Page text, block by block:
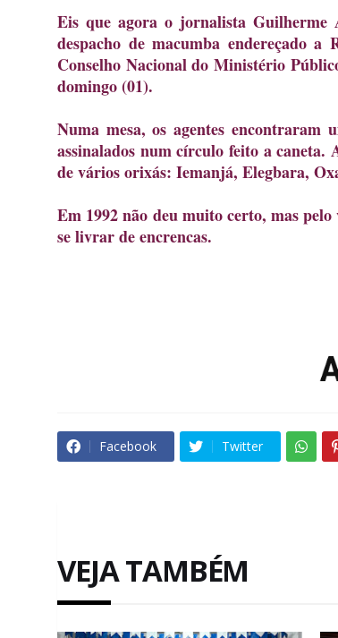
Eis que agora o jornalista
despacho de macumba endereçado
Conselho Nacional do Ministério
domingo (01).
Numa mesa, os agentes
assinalados num círculo feito a caneta.
de vários orixás: Iemanjá, Elegbara,
Em 1992 não deu muito certo, mas
se livrar de encrencas.
Facebook Twitter
VEJA TAMBÉM